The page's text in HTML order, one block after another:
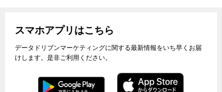
スマホアプリはこちら
データドリブンマーケティングに関する最新情報をいち早くお届
けします。是非ご利用ください。